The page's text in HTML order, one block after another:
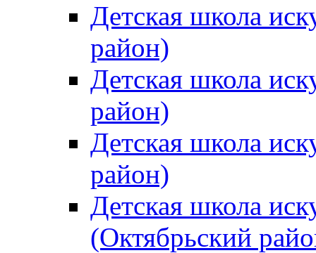
Детская школа
район)
Детская школа
район)
Детская школа
район)
Детская школа
(Октябрьский